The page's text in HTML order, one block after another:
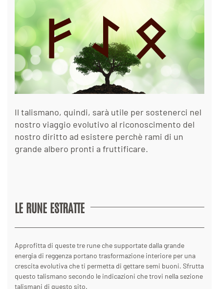
Il talismano, quindi, sarà utile per sostenerci nel
nostro viaggio evolutivo al riconoscimento del
nostro diritto ad esistere perchè rami di un
grande albero pronti a fruttificare.
LE RUNE ESTRATTE
Approfitta di queste tre rune che supportate dalla grande
energia di reggenza portano trasformazione interiore per una
crescita evolutiva che ti permetta di gettare semi buoni. Sfrutta
questo talismano secondo le indicazioni che trovi nella sezione
talismani di questo sito.